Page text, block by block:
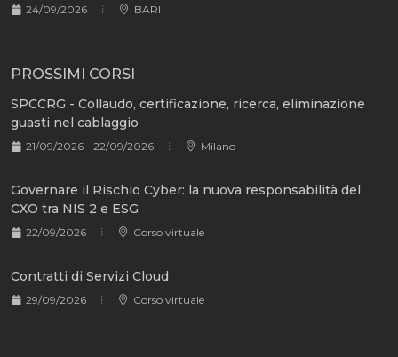
24/09/2026 BARI
PROSSIMI CORSI
SPCCRG - Collaudo, certificazione, ricerca, eliminazione
guasti nel cablaggio
21/09/2026 - 22/09/2026 Milano
Governare il Rischio Cyber: la nuova responsabilità del
CXO tra NIS 2 e ESG
22/09/2026 Corso virtuale
Contratti di Servizi Cloud
29/09/2026 Corso virtuale